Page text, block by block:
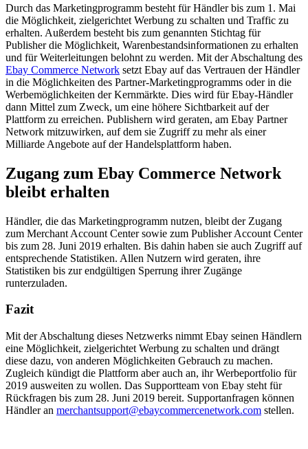
Durch das Marketingprogramm besteht für Händler bis zum 1. Mai
die Möglichkeit, zielgerichtet Werbung zu schalten und Traffic zu
erhalten. Außerdem besteht bis zum genannten Stichtag für
Publisher die Möglichkeit, Warenbestandsinformationen zu erhalten
und für Weiterleitungen belohnt zu werden. Mit der Abschaltung des
Ebay Commerce Network setzt Ebay auf das Vertrauen der Händler
in die Möglichkeiten des Partner-Marketingprogramms oder in die
Werbemöglichkeiten der Kernmärkte. Dies wird für Ebay-Händler
dann Mittel zum Zweck, um eine höhere Sichtbarkeit auf der
Plattform zu erreichen. Publishern wird geraten, am Ebay Partner
Network mitzuwirken, auf dem sie Zugriff zu mehr als einer
Milliarde Angebote auf der Handelsplattform haben.
Zugang zum Ebay Commerce Network
bleibt erhalten
Händler, die das Marketingprogramm nutzen, bleibt der Zugang
zum Merchant Account Center sowie zum Publisher Account Center
bis zum 28. Juni 2019 erhalten. Bis dahin haben sie auch Zugriff auf
entsprechende Statistiken. Allen Nutzern wird geraten, ihre
Statistiken bis zur endgültigen Sperrung ihrer Zugänge
runterzuladen.
Fazit
Mit der Abschaltung dieses Netzwerks nimmt Ebay seinen Händlern
eine Möglichkeit, zielgerichtet Werbung zu schalten und drängt
diese dazu, von anderen Möglichkeiten Gebrauch zu machen.
Zugleich kündigt die Plattform aber auch an, ihr Werbeportfolio für
2019 ausweiten zu wollen. Das Supportteam von Ebay steht für
Rückfragen bis zum 28. Juni 2019 bereit. Supportanfragen können
Händler an merchantsupport@ebaycommercenetwork.com stellen.